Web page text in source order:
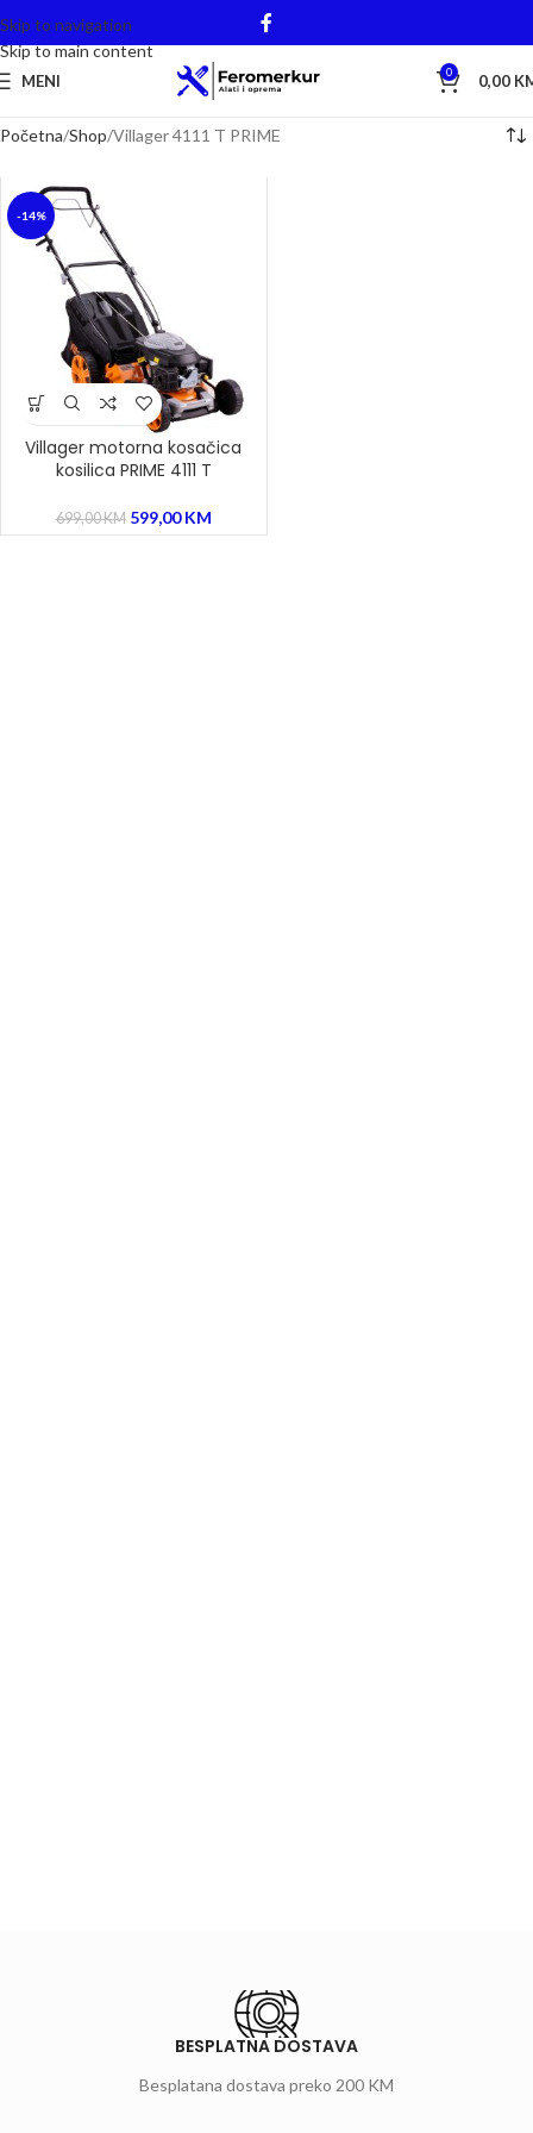
Skip to navigation
Skip to main content
MENI 0 0,00
Početna Shop Villager 4111 T PRIME
-14%
Villager motorna kosačica
kosilica PRIME 4111 T
699,00KM 599,00KM
BESPLATNA DOSTAVA
Besplatana dostava preko 200 KM